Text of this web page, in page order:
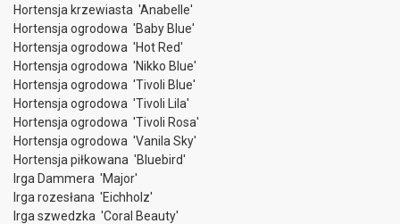
Hortensja krzewiasta 'Anabelle'
Hortensja ogrodowa 'Baby Blue'
Hortensja ogrodowa 'Hot Red'
Hortensja ogrodowa 'Nikko Blue'
Hortensja ogrodowa 'Tivoli Blue'
Hortensja ogrodowa 'Tivoli Lila'
Hortensja ogrodowa 'Tivoli Rosa'
Hortensja ogrodowa 'Vanila Sky'
Hortensja piłkowana 'Bluebird'
Irga Dammera 'Major'
Irga rozesłana 'Eichholz'
Irga szwedzka 'Coral Beauty'